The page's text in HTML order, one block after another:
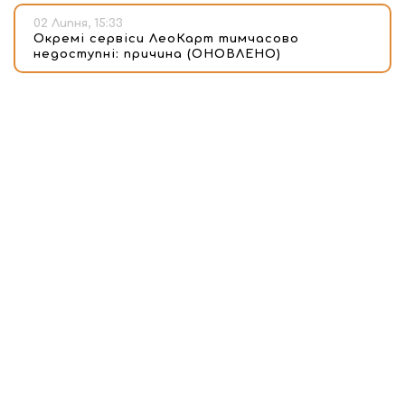
02 Липня, 15:33
Окремі сервіси ЛеоКарт тимчасово
недоступні: причина (ОНОВЛЕНО)